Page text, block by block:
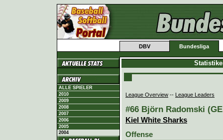
DBV Bundesliga
ALLE SPIELER
2010
2009
2008
2007
2006
2005
2004
League Overview -- League Leaders
#66 Björn Radomski
Kiel White Sharks
Offense